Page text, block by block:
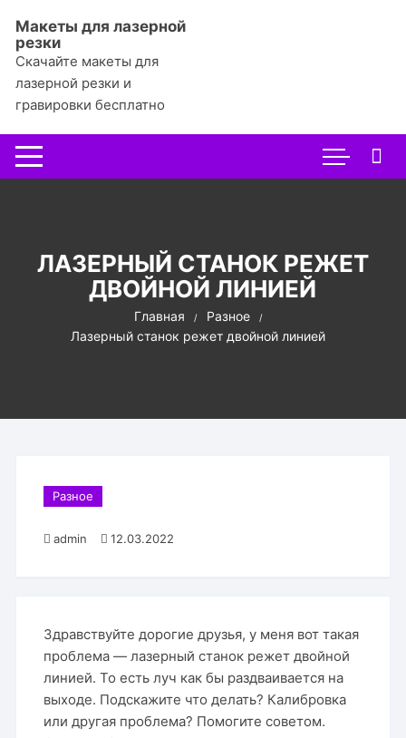
содержимому
Макеты для лазерной
резки
Скачайте макеты для
лазерной резки и
гравировки бесплатно
ЛАЗЕРНЫЙ СТАНОК РЕЖЕТ
ДВОЙНОЙ ЛИНИЕЙ
Главная
Разное
Лазерный станок режет двойной линией
Разное
admin 12.03.2022
Здравствуйте дорогие друзья, у меня вот такая
проблема — лазерный станок режет двойной
линией. То есть луч как бы раздваивается на
выходе. Подскажите что делать? Калибровка
или другая проблема? Помогите советом.